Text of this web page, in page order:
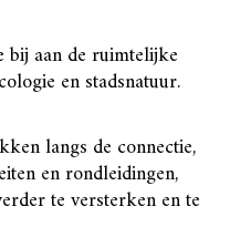
bij aan de ruimtelijke
en stadsnatuur.
langs de connectie,
en rondleidingen,
te versterken en te